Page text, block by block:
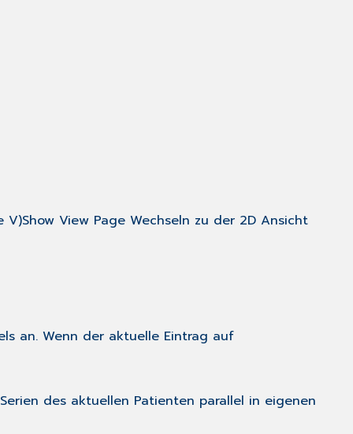
View Page Wechseln zu der 2D Ansicht
an. Wenn der aktuelle Eintrag auf
des aktuellen Patienten parallel in eigenen